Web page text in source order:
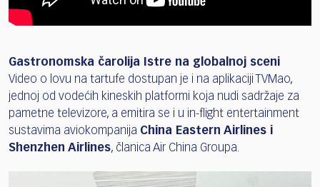
Gastronomska čarolija Istre na globalnoj sceni
Video o lovu na tartufe dostupan je i na aplikaciji TVMao,
jednoj od vodećih kineskih platformi koja nudi sadržaje za
pametne televizore, a emitira se i u in-flight entertainment
sustavima aviokompanija China Eastern Airlines i
Shenzhen Airlines, članica Air China Groupa.